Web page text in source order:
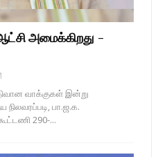
அமைக்கிறது -
வாக்குகள் இன்று
பா.ஜ.க.
290-...